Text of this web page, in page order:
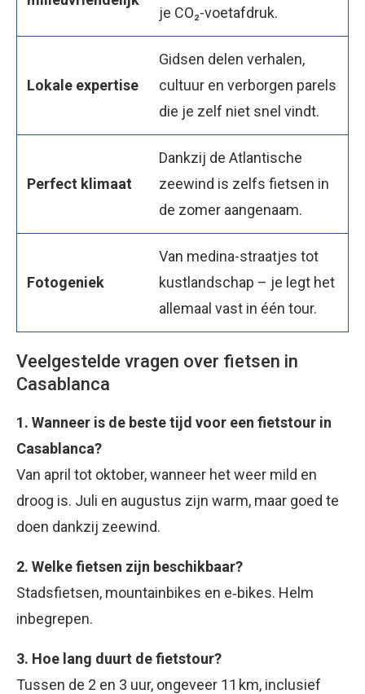
je CO₂-voetafdruk.
Lokale expertise
Gidsen delen verhalen,
cultuur en verborgen parels
die je zelf niet snel vindt.
Perfect klimaat
Dankzij de Atlantische
zeewind is zelfs fietsen in
de zomer aangenaam.
Fotogeniek
Van medina-straatjes tot
kustlandschap – je legt het
allemaal vast in één tour.
Veelgestelde vragen over fietsen in
Casablanca
1. Wanneer is de beste tijd voor een fietstour in
Casablanca?
Van april tot oktober, wanneer het weer mild en
droog is. Juli en augustus zijn warm, maar goed te
doen dankzij zeewind.
2. Welke fietsen zijn beschikbaar?
Stadsfietsen, mountainbikes en e‑bikes. Helm
inbegrepen.
3. Hoe lang duurt de fietstour?
Tussen de 2 en 3 uur, ongeveer 11 km, inclusief